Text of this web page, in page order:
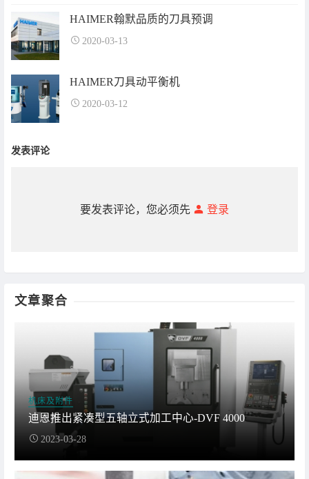
HAIMER翰默品质的刀具预调
2020-03-13
HAIMER刀具动平衡机
2020-03-12
发表评论
要发表评论，您必须先 登录
文章聚合
机床及附件
迪恩推出紧凑型五轴立式加工中心-DVF 4000
2023-03-28